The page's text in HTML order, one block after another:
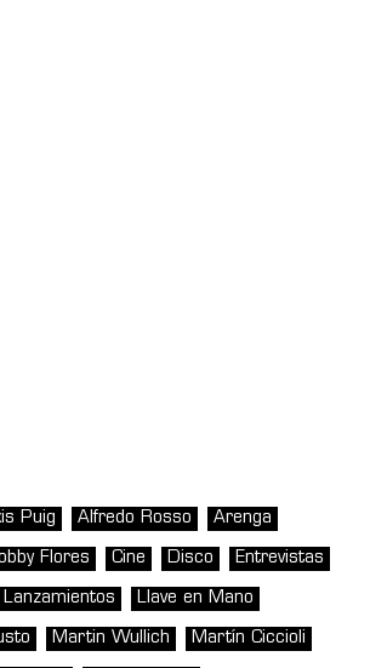
Puig Alfredo Rosso Arenga
Flores Cine Disco Entrevistas
Lanzamientos Llave en Mano
Martin Wullich Martín Ciccioli